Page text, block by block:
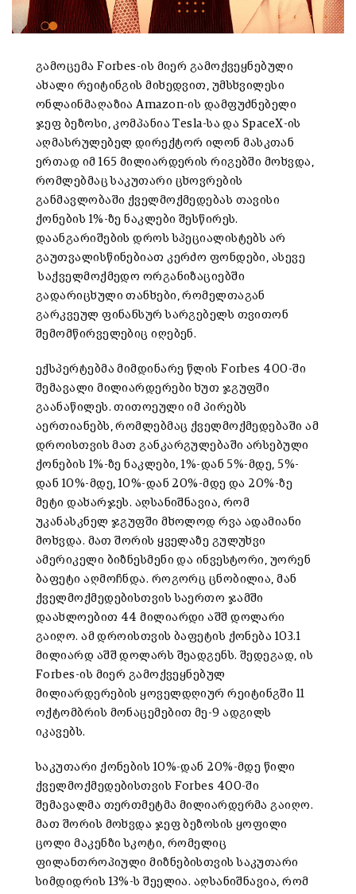
გამოცემა Forbes-ის მიერ გამოქვეყნებული
ახალი რეიტინგის მიხედვით, უმსხვილესი
ონლაინმაღაზია Amazon-ის დამფუძნებელი
ჯეფ ბეზოსი, კომპანია Tesla-სა და SpaceX-ის
აღმასრულებელ დირექტორ ილონ მასკთან
ერთად იმ 165 მილიარდერის რიგებში მოხვდა,
რომლებმაც საკუთარი ცხოვრების
განმავლობაში ქველმოქმედებას თავისი
ქონების 1%-ზე ნაკლები შესწირეს.
დაანგარიშების დროს სპეციალისტებს არ
გაუთვალისწინებიათ კერძო ფონდები, ასევე
საქველმოქმედო ორგანიზაციებში
გადარიცხული თანხები, რომელთაგან
გარკვეულ ფინანსურ სარგებელს თვითონ
შემომწირველებიც იღებენ.
ექსპერტებმა მიმდინარე წლის Forbes 400-ში
შემავალი მილიარდერები ხუთ ჯგუფში
გაანაწილეს. თითოეული იმ პირებს
აერთიანებს, რომლებმაც ქველმოქმედებაში ამ
დროისთვის მათ განკარგულებაში არსებული
ქონების 1%-ზე ნაკლები, 1%-დან 5%-მდე, 5%-
დან 10%-მდე, 10%-დან 20%-მდე და 20%-ზე
მეტი დახარჯეს. აღსანიშნავია, რომ
უკანასკნელ ჯგუფში მხოლოდ რვა ადამიანი
მოხვდა. მათ შორის ყველაზე გულუხვი
ამერიკელი ბიზნესმენი და ინვესტორი, უორენ
ბაფეტი აღმოჩნდა. როგორც ცნობილია, მან
ქველმოქმედებისთვის საერთო ჯამში
დაახლოებით 44 მილიარდი აშშ დოლარი
გაიღო. ამ დროისთვის ბაფეტის ქონება 103.1
მილიარდ აშშ დოლარს შეადგენს. შედეგად, ის
Forbes-ის მიერ გამოქვეყნებულ
მილიარდერების ყოველდღიურ რეიტინგში 11
ოქტომბრის მონაცემებით მე-9 ადგილს
იკავებს.
საკუთარი ქონების 10%-დან 20%-მდე წილი
ქველმოქმედებისთვის Forbes 400-ში
შემავალმა თერთმეტმა მილიარდერმა გაიღო.
მათ შორის მოხვდა ჯეფ ბეზოსის ყოფილი
ცოლი მაკენზი სკოტი, რომელიც
ფილანთროპიული მიზნებისთვის საკუთარი
სიმდიდრის 13%-ს შეელია. აღსანიშნავია, რომ